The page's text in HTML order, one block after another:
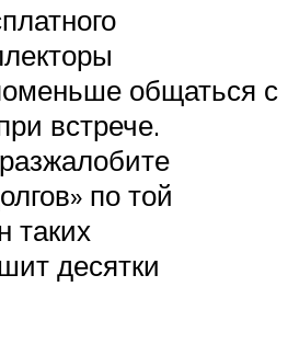
общаться с
встрече.
по той
таких
десятки